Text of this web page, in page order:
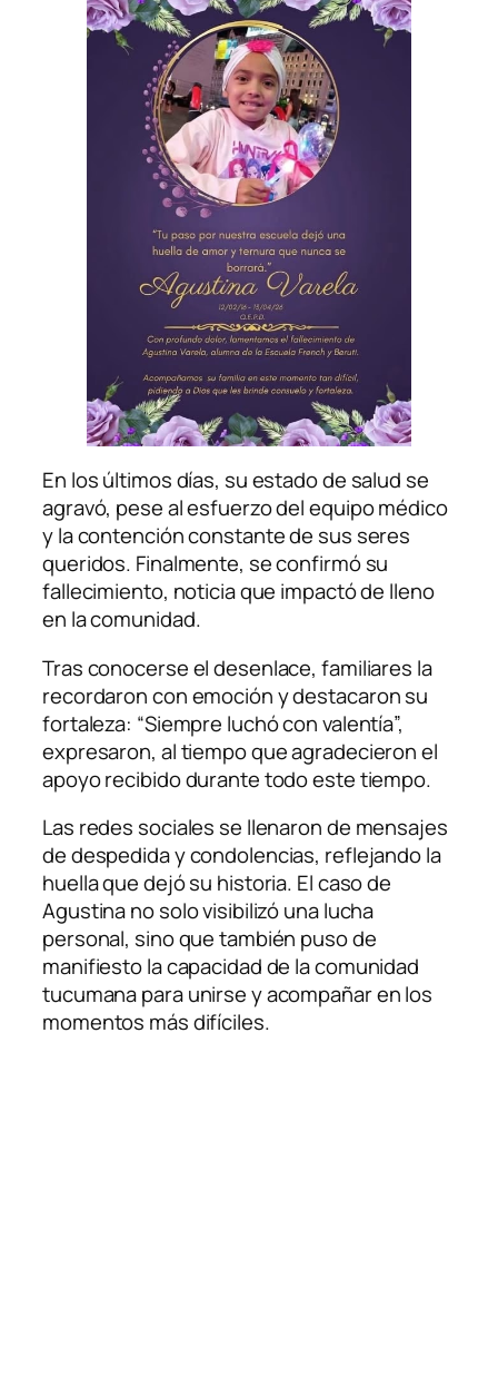
En los últimos días, su estado de salud se
agravó, pese al esfuerzo del equipo médico
y la contención constante de sus seres
queridos. Finalmente, se confirmó su
fallecimiento, noticia que impactó de lleno
en la comunidad.
Tras conocerse el desenlace, familiares la
recordaron con emoción y destacaron su
fortaleza: “Siempre luchó con valentía”,
expresaron, al tiempo que agradecieron el
apoyo recibido durante todo este tiempo.
Las redes sociales se llenaron de mensajes
de despedida y condolencias, reflejando la
huella que dejó su historia. El caso de
Agustina no solo visibilizó una lucha
personal, sino que también puso de
manifiesto la capacidad de la comunidad
tucumana para unirse y acompañar en los
momentos más difíciles.